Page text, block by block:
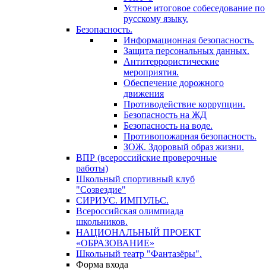
Устное итоговое собеседование по
русскому языку.
Безопасность.
Информационная безопасность.
Защита персональных данных.
Антитеррористические
мероприятия.
Обеспечение дорожного
движения
Противодействие коррупции.
Безопасность на ЖД
Безопасность на воде.
Противопожарная безопасность.
ЗОЖ. Здоровый образ жизни.
ВПР (всероссийские проверочные
работы)
Школьный спортивный клуб
"Созвездие"
СИРИУС. ИМПУЛЬС.
Всероссийская олимпиада
школьников.
НАЦИОНАЛЬНЫЙ ПРОЕКТ
«ОБРАЗОВАНИЕ»
Школьный театр "Фантазёры".
Форма входа